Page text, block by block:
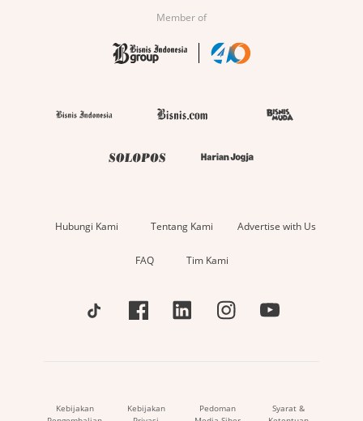
Member of
Hubungi Kami Tentang Kami Advertise with Us
FAQ Tim Kami
Kebijakan
Kebijakan
Pedoman
Syarat &